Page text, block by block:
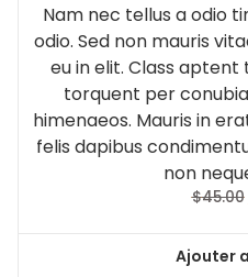
Nam nec tellus a odio
odio. Sed non mauris
eu in elit. Class
torquent per
himenaeos. Mauris in
felis dapibus
non
$45.00
Ajouter